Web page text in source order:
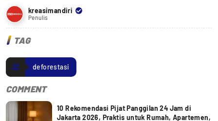
kreasimandiri
Penulis
TAG
deforestasi
COMMENT
10 Rekomendasi Pijat Panggilan 24 Jam di
Jakarta 2026, Praktis untuk Rumah, Apartemen,